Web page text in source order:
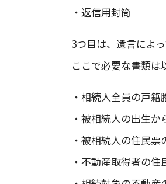
・返信用封筒
3つ目は、遺言によ
ここで必要な書類は
・相続人全員の戸籍
・被相続人の出生
・被相続人の住民票
・不動産取得者の住